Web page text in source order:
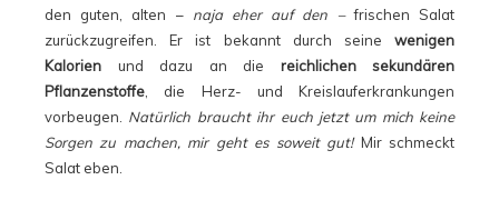
den guten, alten – naja eher auf den –frischen Salat
zurückzugreifen. Er ist bekannt durch seine wenigen
Kalorien und dazu an die reichlichen sekundären
Pflanzenstoffe , die Herz- und Kreislauferkrankungen
vorbeugen. Natürlich braucht ihr euch jetzt um mich keine
Sorgen zu machen, mir geht es soweit gut! Mir schmeckt
Salat eben.